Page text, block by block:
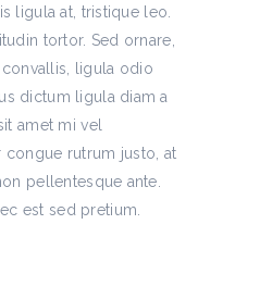
ligula at, tristique leo.
tortor. Sed ornare,
ligula odio
dictum ligula diam a
amet mi vel
congue rutrum justo, at
pellentesque ante.
est sed pretium.